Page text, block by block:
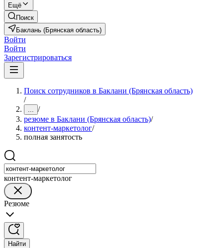
Ещё
Поиск
Баклань (Брянская область)
Войти
Войти
Зарегистрироваться
Поиск сотрудников в Баклани (Брянская область)
/
... /
резюме в Баклани (Брянская область)/
контент-маркетолог/
полная занятость
контент-маркетолог
Резюме
Найти